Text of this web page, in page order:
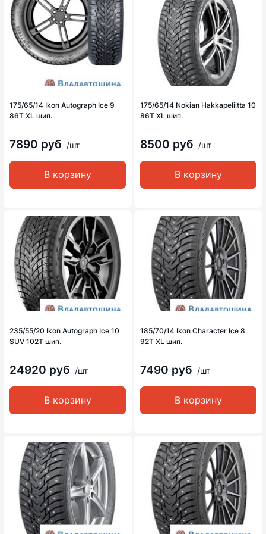
175/65/14 Ikon Autograph Ice 9
86T XL шип.
7890 руб /шт
В корзину
175/65/14 Nokian Hakkapeliitta 10
86T XL шип.
8500 руб /шт
В корзину
235/55/20 Ikon Autograph Ice 10
SUV 102T шип.
24920 руб /шт
В корзину
185/70/14 Ikon Character Ice 8
92T XL шип.
7490 руб /шт
В корзину